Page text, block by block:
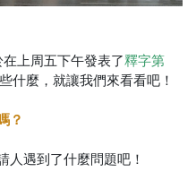
上周五下午發表了釋字第
什麼，就讓我們來看看吧！
？
人遇到了什麼問題吧！